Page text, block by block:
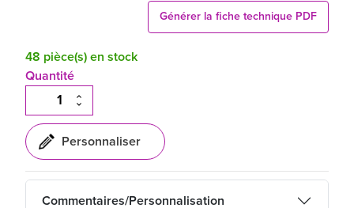
Générer la fiche technique PDF
48 pièce(s) en stock
Quantité
Commentaires/Personnalisation